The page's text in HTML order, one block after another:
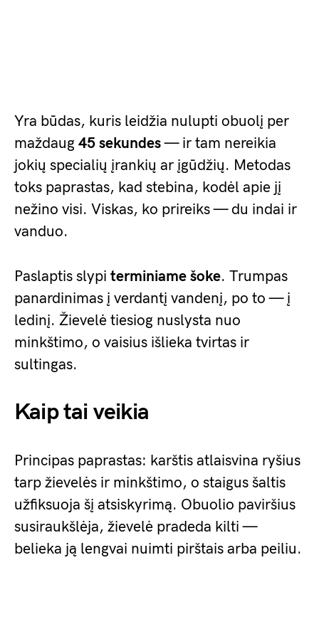
Yra būdas, kuris leidžia nulupti obuolį per
maždaug 45 sekundes— ir tam nereikia
jokių specialių įrankių ar įgūdžių. Metodas
toks paprastas, kad stebina, kodėl apie jį
nežino visi. Viskas, ko prireiks — du indai ir
vanduo.
Paslaptis slypi terminiame šoke. Trumpas
panardinimas į verdantį vandenį, po to — į
ledinį. Žievelė tiesiog nuslysta nuo
minkštimo, o vaisius išlieka tvirtas ir
sultingas.
Kaip tai veikia
Principas paprastas: karštis atlaisvina ryšius
tarp žievelės ir minkštimo, o staigus šaltis
užfiksuoja šį atsiskyrimą. Obuolio paviršius
susiraukšlėja, žievelė pradeda kilti —
belieka ją lengvai nuimti pirštais arba peiliu.